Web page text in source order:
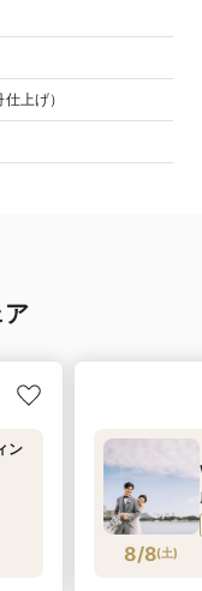
上げ）
ン
8/8(土)